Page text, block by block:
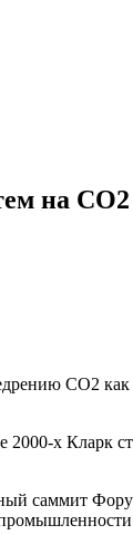
на
CO2
2000-х Кларк
саммит